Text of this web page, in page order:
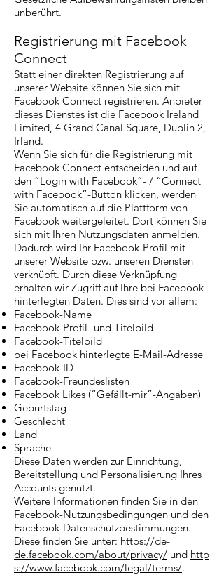
unberührt.
Registrierung mit Facebook
Connect
Statt einer direkten Registrierung auf
unserer Website können Sie sich mit
Facebook Connect registrieren. Anbieter
dieses Dienstes ist die Facebook Ireland
Limited, 4 Grand Canal Square, Dublin 2,
Irland.
Wenn Sie sich für die Registrierung mit
Facebook Connect entscheiden und auf
den “Login with Facebook”- / “Connect
with Facebook”-Button klicken, werden
Sie automatisch auf die Plattform von
Facebook weitergeleitet. Dort können Sie
sich mit Ihren Nutzungsdaten anmelden.
Dadurch wird Ihr Facebook-Profil mit
unserer Website bzw. unseren Diensten
verknüpft. Durch diese Verknüpfung
erhalten wir Zugriff auf Ihre bei Facebook
hinterlegten Daten. Dies sind vor allem:
Facebook-Name
Facebook-Profil- und Titelbild
Facebook-Titelbild
bei Facebook hinterlegte E-Mail-Adresse
Facebook-ID
Facebook-Freundeslisten
Facebook Likes (“Gefällt-mir”-Angaben)
Geburtstag
Geschlecht
Land
Sprache
Diese Daten werden zur Einrichtung,
Bereitstellung und Personalisierung Ihres
Accounts genutzt.
Weitere Informationen finden Sie in den
Facebook-Nutzungsbedingungen und den
Facebook-Datenschutzbestimmungen.
Diese finden Sie unter: https://de-
de.facebook.com/about/privacy/ und http
s://www.facebook.com/legal/terms/.